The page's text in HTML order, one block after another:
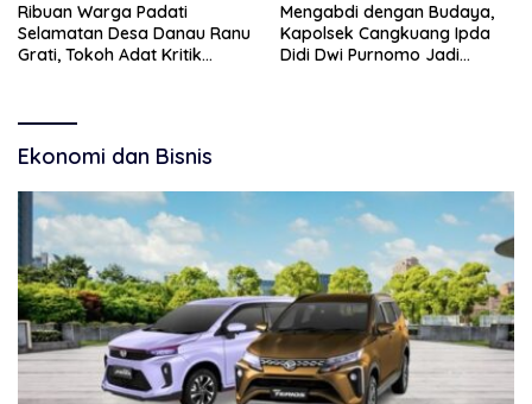
Ribuan Warga Padati
Selamatan Desa Danau Ranu
Grati, Tokoh Adat Kritik
Mengabdi dengan Budaya,
Kapolsek Cangkuang Ipda
Didi Dwi Purnomo Jadi
Ekonomi dan Bisnis